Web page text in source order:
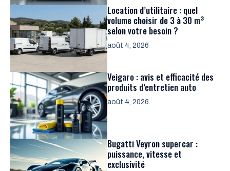
Location d’utilitaire : quel
volume choisir de 3 à 30 m³
selon votre besoin ?
août 4, 2026
Veigaro : avis et efficacité des
produits d’entretien auto
août 4, 2026
Bugatti Veyron supercar :
puissance, vitesse et
exclusivité